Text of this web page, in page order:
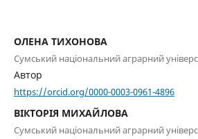
ОЛЕНА ТИХОНОВА
Сумський національний аграрний
Автор
https://orcid.org/0000-0003-0961-4896
ВІКТОРІЯ МИХАЙЛОВА
Сумський національний аграрний